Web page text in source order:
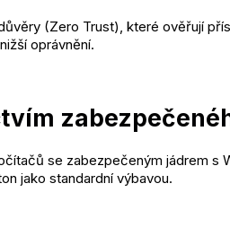
(Zero Trust), které ověřují
oprávnění.
se zabezpečeným jádrem s
jako standardní výbavou.